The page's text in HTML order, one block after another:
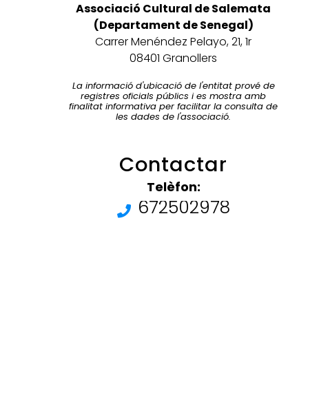
Associació Cultural de Salemata
(Departament de Senegal)
Carrer Menéndez Pelayo, 21, 1r
08401 Granollers
La informació d'ubicació de l'entitat prové de
registres oficials públics i es mostra amb
finalitat informativa per facilitar la consulta de
les dades de l'associació.
Contactar
Telèfon:
672502978